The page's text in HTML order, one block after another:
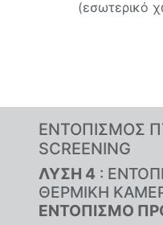
(εσωτερικό
ΕΝΤΟΠΙΣΜΟΣ
SCREENING
ΛΥΣΗ 4 :
ΘΕΡΜΙΚΗ
ΕΝΤΟΠΙΣΜΟ